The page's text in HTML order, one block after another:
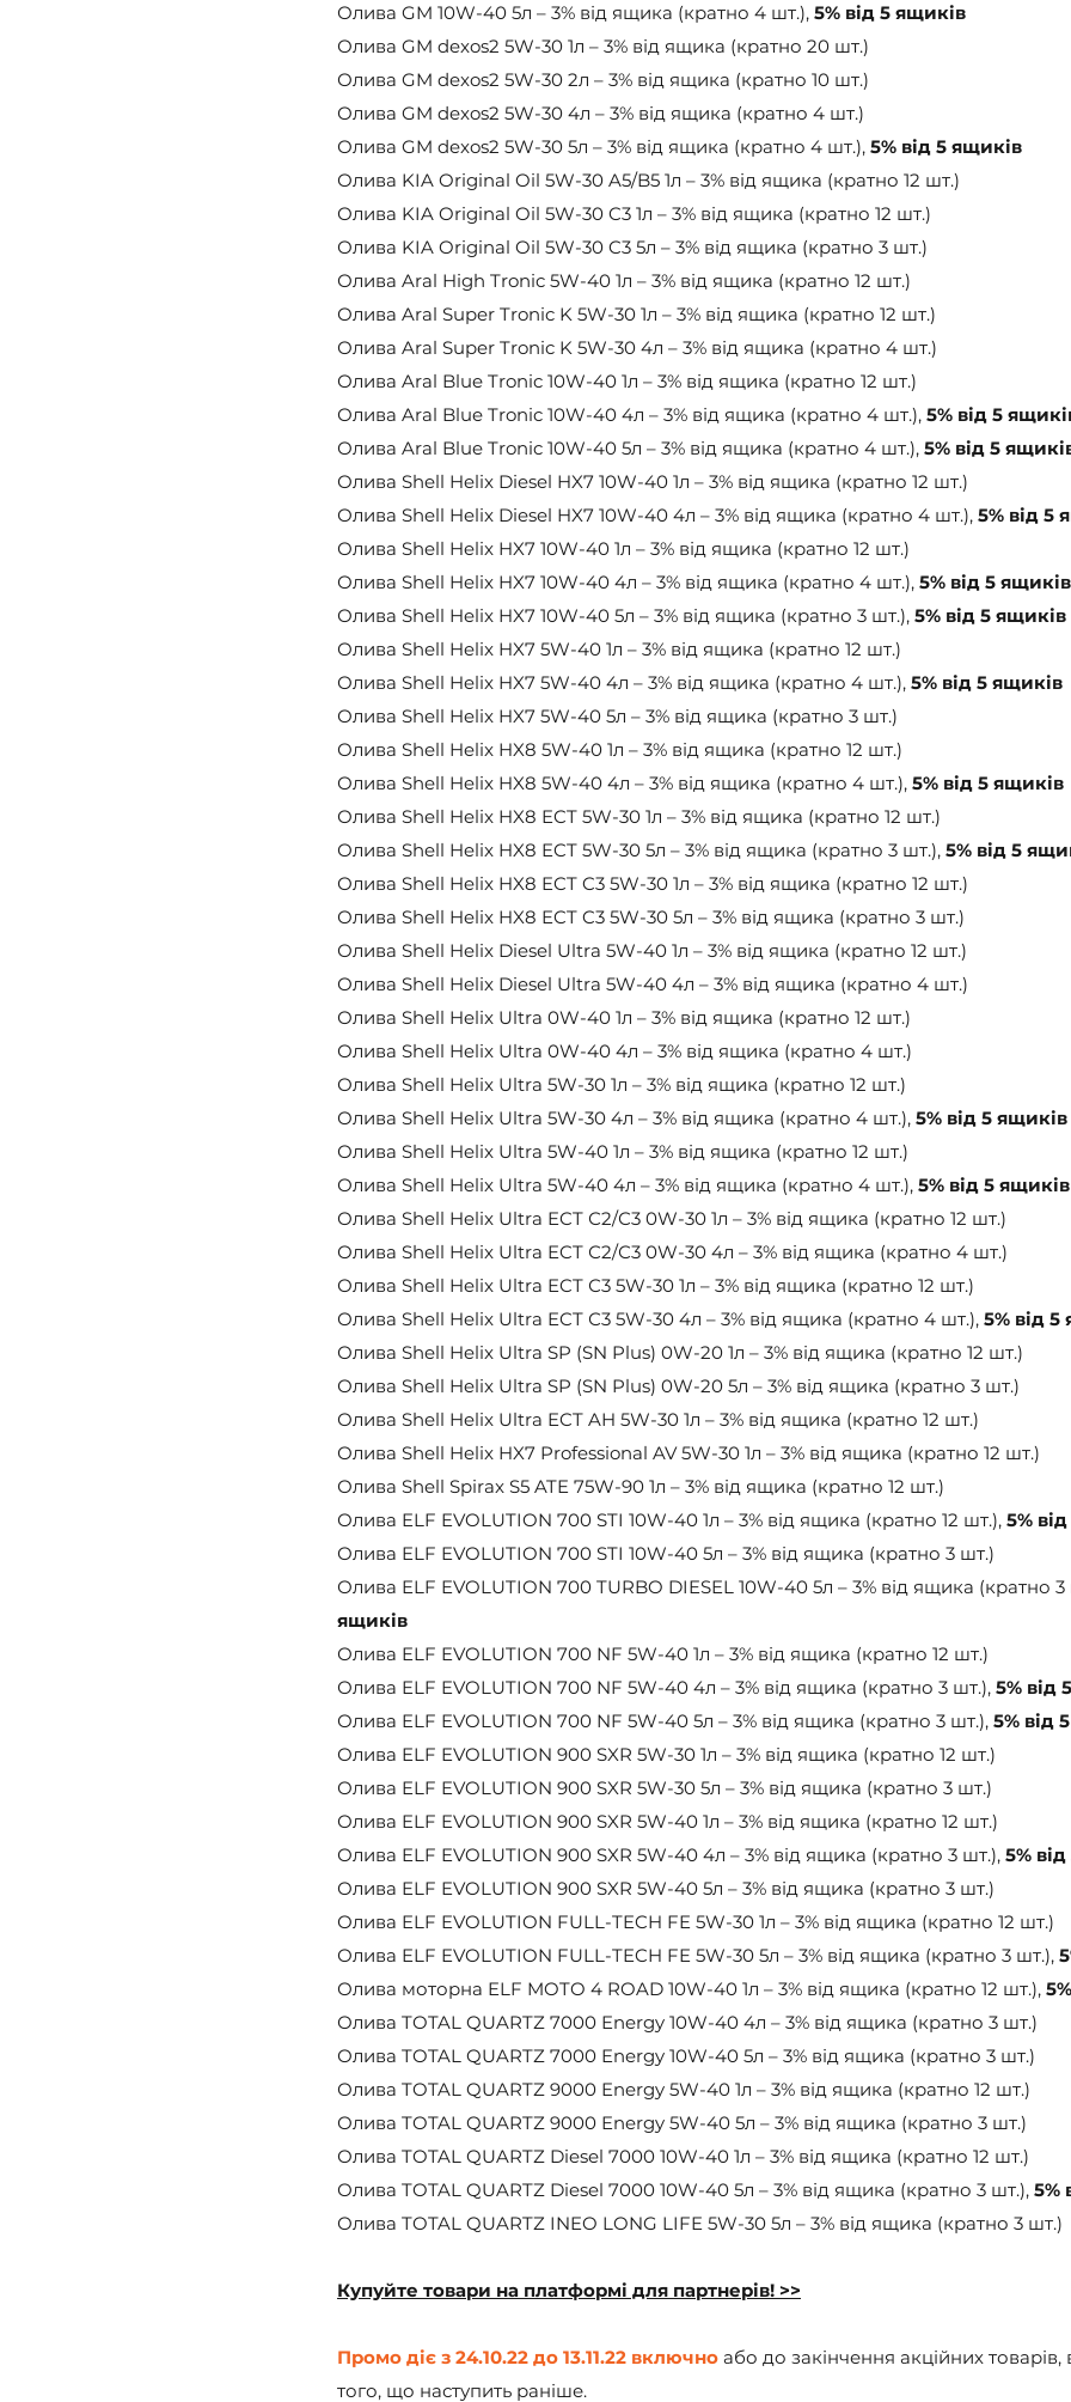
Олива GM 10W-40 5л – 3% від ящика (кратно 4 шт.), 5% від 5 ящиків
Олива GM dexos2 5W-30 1л – 3% від ящика (кратно 20 шт.)
Олива GM dexos2 5W-30 2л – 3% від ящика (кратно 10 шт.)
Олива GM dexos2 5W-30 4л – 3% від ящика (кратно 4 шт.)
Олива GM dexos2 5W-30 5л – 3% від ящика (кратно 4 шт.), 5% від 5 ящиків
Олива KIA Original Oil 5W-30 A5/B5 1л – 3% від ящика (кратно 12 шт.)
Олива KIA Original Oil 5W-30 C3 1л – 3% від ящика (кратно 12 шт.)
Олива KIA Original Oil 5W-30 C3 5л – 3% від ящика (кратно 3 шт.)
Олива Aral High Tronic 5W-40 1л – 3% від ящика (кратно 12 шт.)
Олива Aral Super Tronic K 5W-30 1л – 3% від ящика (кратно 12 шт.)
Олива Aral Super Tronic K 5W-30 4л – 3% від ящика (кратно 4 шт.)
Олива Aral Blue Tronic 10W-40 1л – 3% від ящика (кратно 12 шт.)
Олива Aral Blue Tronic 10W-40 4л – 3% від ящика (кратно 4 шт.), 5% від 5
Олива Aral Blue Tronic 10W-40 5л – 3% від ящика (кратно 4 шт.), 5% від 5
Олива Shell Helix Diesel HX7 10W-40 1л – 3% від ящика (кратно 12 шт.)
Олива Shell Helix Diesel HX7 10W-40 4л – 3% від ящика (кратно 4 шт.), 5% від 5
Олива Shell Helix HX7 10W-40 1л – 3% від ящика (кратно 12 шт.)
Олива Shell Helix HX7 10W-40 4л – 3% від ящика (кратно 4 шт.), 5% від 5 ящиків
Олива Shell Helix HX7 10W-40 5л – 3% від ящика (кратно 3 шт.), 5% від 5 ящиків
Олива Shell Helix HX7 5W-40 1л – 3% від ящика (кратно 12 шт.)
Олива Shell Helix HX7 5W-40 4л – 3% від ящика (кратно 4 шт.), 5% від 5 ящиків
Олива Shell Helix HX7 5W-40 5л – 3% від ящика (кратно 3 шт.)
Олива Shell Helix HX8 5W-40 1л – 3% від ящика (кратно 12 шт.)
Олива Shell Helix HX8 5W-40 4л – 3% від ящика (кратно 4 шт.), 5% від 5 ящиків
Олива Shell Helix HX8 ECT 5W-30 1л – 3% від ящика (кратно 12 шт.)
Олива Shell Helix HX8 ECT 5W-30 5л – 3% від ящика (кратно 3 шт.), 5% від 5
Олива Shell Helix HX8 ECT C3 5W-30 1л – 3% від ящика (кратно 12 шт.)
Олива Shell Helix HX8 ECT C3 5W-30 5л – 3% від ящика (кратно 3 шт.)
Олива Shell Helix Diesel Ultra 5W-40 1л – 3% від ящика (кратно 12 шт.)
Олива Shell Helix Diesel Ultra 5W-40 4л – 3% від ящика (кратно 4 шт.)
Олива Shell Helix Ultra 0W-40 1л – 3% від ящика (кратно 12 шт.)
Олива Shell Helix Ultra 0W-40 4л – 3% від ящика (кратно 4 шт.)
Олива Shell Helix Ultra 5W-30 1л – 3% від ящика (кратно 12 шт.)
Олива Shell Helix Ultra 5W-30 4л – 3% від ящика (кратно 4 шт.), 5% від 5 ящиків
Олива Shell Helix Ultra 5W-40 1л – 3% від ящика (кратно 12 шт.)
Олива Shell Helix Ultra 5W-40 4л – 3% від ящика (кратно 4 шт.), 5% від 5 ящиків
Олива Shell Helix Ultra ECT С2/С3 0W-30 1л – 3% від ящика (кратно 12 шт.)
Олива Shell Helix Ultra ECT С2/С3 0W-30 4л – 3% від ящика (кратно 4 шт.)
Олива Shell Helix Ultra ECT С3 5W-30 1л – 3% від ящика (кратно 12 шт.)
Олива Shell Helix Ultra ECT С3 5W-30 4л – 3% від ящика (кратно 4 шт.), 5% від 5
Олива Shell Helix Ultra SP (SN Plus) 0W-20 1л – 3% від ящика (кратно 12 шт.)
Олива Shell Helix Ultra SP (SN Plus) 0W-20 5л – 3% від ящика (кратно 3 шт.)
Олива Shell Helix Ultra ECT AH 5W-30 1л – 3% від ящика (кратно 12 шт.)
Олива Shell Helix HX7 Professional AV 5W-30 1л – 3% від ящика (кратно 12 шт.)
Олива Shell Spirax S5 ATE 75W-90 1л – 3% від ящика (кратно 12 шт.)
Олива ELF EVOLUTION 700 STI 10W-40 1л – 3% від ящика (кратно 12 шт.), 5%
Олива ELF EVOLUTION 700 STI 10W-40 5л – 3% від ящика (кратно 3 шт.)
Олива ELF EVOLUTION 700 TURBO DIESEL 10W-40 5л – 3% від ящика (кратно 3
ящиків
Олива ELF EVOLUTION 700 NF 5W-40 1л – 3% від ящика (кратно 12 шт.)
Олива ELF EVOLUTION 700 NF 5W-40 4л – 3% від ящика (кратно 3 шт.), 5% від
Олива ELF EVOLUTION 700 NF 5W-40 5л – 3% від ящика (кратно 3 шт.), 5% від
Олива ELF EVOLUTION 900 SXR 5W-30 1л – 3% від ящика (кратно 12 шт.)
Олива ELF EVOLUTION 900 SXR 5W-30 5л – 3% від ящика (кратно 3 шт.)
Олива ELF EVOLUTION 900 SXR 5W-40 1л – 3% від ящика (кратно 12 шт.)
Олива ELF EVOLUTION 900 SXR 5W-40 4л – 3% від ящика (кратно 3 шт.), 5%
Олива ELF EVOLUTION 900 SXR 5W-40 5л – 3% від ящика (кратно 3 шт.)
Олива ELF EVOLUTION FULL-TECH FE 5W-30 1л – 3% від ящика (кратно 12 шт.)
Олива ELF EVOLUTION FULL-TECH FE 5W-30 5л – 3% від ящика (кратно 3 шт.),
Олива моторна ELF MOTO 4 ROAD 10W-40 1л – 3% від ящика (кратно 12 шт.),
Олива TOTAL QUARTZ 7000 Energy 10W-40 4л – 3% від ящика (кратно 3 шт.)
Олива TOTAL QUARTZ 7000 Energy 10W-40 5л – 3% від ящика (кратно 3 шт.)
Олива TOTAL QUARTZ 9000 Energy 5W-40 1л – 3% від ящика (кратно 12 шт.)
Олива TOTAL QUARTZ 9000 Energy 5W-40 5л – 3% від ящика (кратно 3 шт.)
Олива TOTAL QUARTZ Diesel 7000 10W-40 1л – 3% від ящика (кратно 12 шт.)
Олива TOTAL QUARTZ Diesel 7000 10W-40 5л – 3% від ящика (кратно 3 шт.), 5%
Олива TOTAL QUARTZ INEO LONG LIFE 5W-30 5л – 3% від ящика (кратно 3 шт.)
Купуйте товари на платформі для партнерів! >>
Промо діє з 24.10.22 до 13.11.22 включно або до закінчення акційних товарів,
того, що наступить раніше.